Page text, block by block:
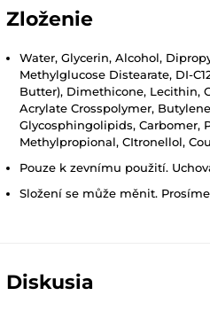
Zloženie
Water, Glycerin, Alcohol,
Methylglucose Distearate, DI-
Butter), Dimethicone, Lecithin,
Acrylate Crosspolymer,
Glycosphingolipids, Carbomer,
Methylpropional, CItronellol,
Pouze k zevnímu použití.
Složení se může měnit.
Diskusia